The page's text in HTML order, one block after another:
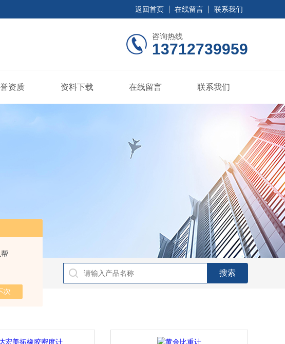
返回首页 在线留言 联系我们
咨询热线
13712739959
资质 资料下载 在线留言 联系我们
描量热仪